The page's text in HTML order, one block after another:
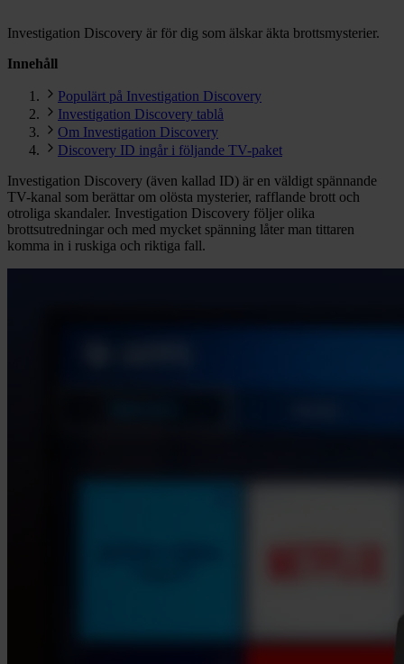
Investigation Discovery är för dig som älskar äkta brottsmysterier.
Innehåll
Populärt på Investigation Discovery
Investigation Discovery tablå
Om Investigation Discovery
Discovery ID ingår i följande TV-paket
Investigation Discovery (även kallad ID) är en väldigt spännande
TV-kanal som berättar om olösta mysterier, rafflande brott och
otroliga skandaler. Investigation Discovery följer olika
brottsutredningar och med mycket spänning låter man tittaren
komma in i ruskiga och riktiga fall.